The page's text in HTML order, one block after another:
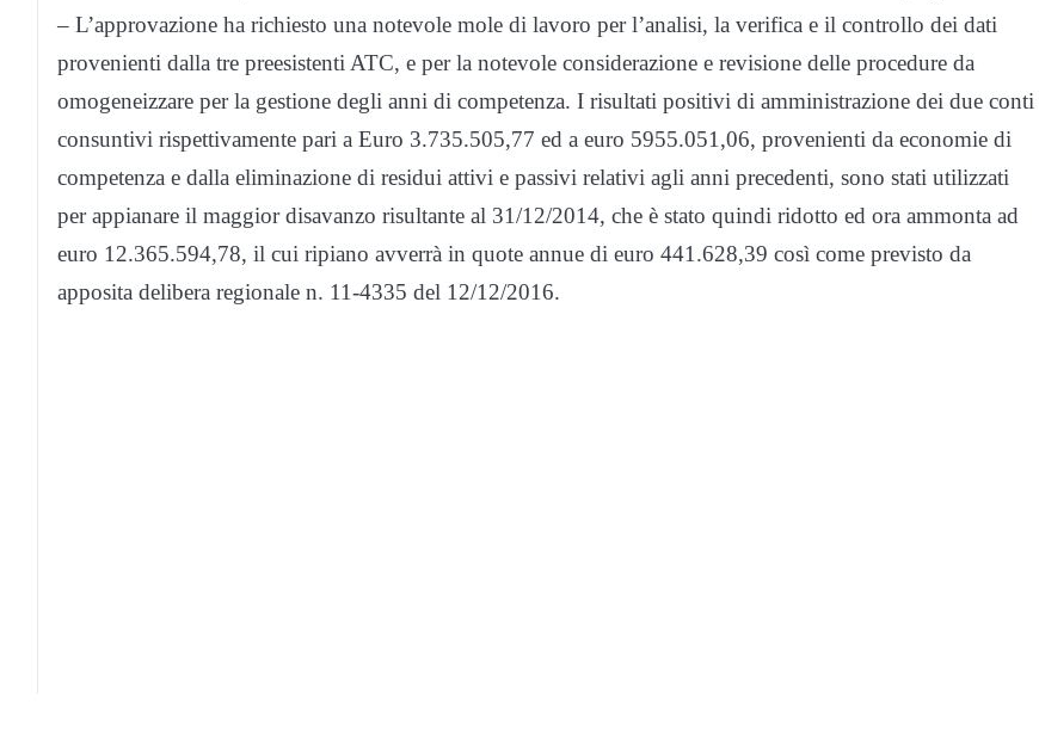
– L’approvazione ha richiesto una notevole mole di lavoro per l’analisi, la verifica e il controllo dei dati
provenienti dalla tre preesistenti ATC, e per la notevole considerazione e revisione delle procedure da
omogeneizzare per la gestione degli anni di competenza. I risultati positivi di amministrazione dei due conti
consuntivi rispettivamente pari a Euro 3.735.505,77 ed a euro 5955.051,06, provenienti da economie di
competenza e dalla eliminazione di residui attivi e passivi relativi agli anni precedenti, sono stati utilizzati
per appianare il maggior disavanzo risultante al 31/12/2014, che è stato quindi ridotto ed ora ammonta ad
euro 12.365.594,78, il cui ripiano avverrà in quote annue di euro 441.628,39 così come previsto da
apposita delibera regionale n. 11-4335 del 12/12/2016.